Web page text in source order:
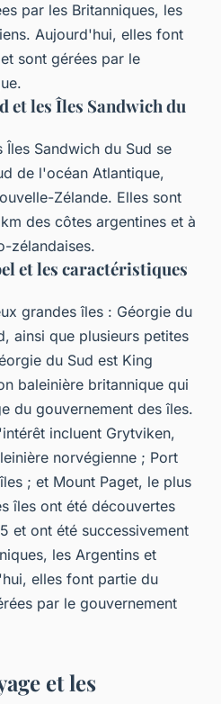
par les Britanniques, les
Aujourd'hui, elles font
sont gérées par le
et les Îles Sandwich du
Îles Sandwich du Sud se
de l'océan Atlantique,
Zélande. Elles sont
des côtes argentines et à
zélandaises.
et les caractéristiques
grandes îles : Géorgie du
ainsi que plusieurs petites
du Sud est King
baleinière britannique qui
du gouvernement des îles.
incluent Grytviken,
norvégienne ; Port
; et Mount Paget, le plus
îles ont été découvertes
et ont été successivement
les Argentins et
elles font partie du
par le gouvernement
et les